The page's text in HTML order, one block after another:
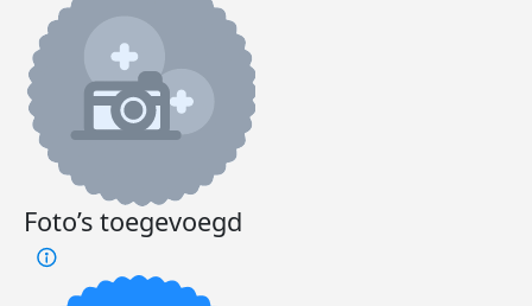
Foto’s toegevoegd